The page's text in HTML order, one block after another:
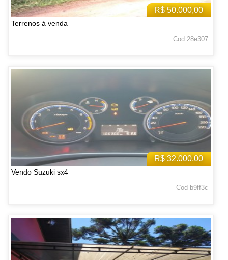
R$ 50.000,00
Terrenos à venda
Cod 28e307
R$ 32.000,00
Vendo Suzuki sx4
Cod b9ff3c